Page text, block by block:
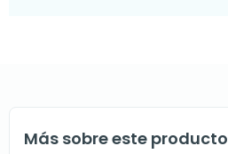
Más sobre este producto